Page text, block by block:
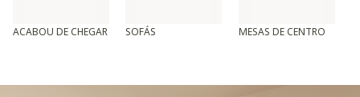
ACABOU DE CHEGAR SOFÁS MESAS DE CENTRO